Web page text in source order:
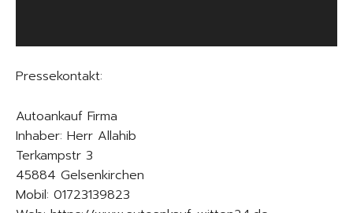
y
e
Pressekontakt:
Autoankauf Firma
Inhaber: Herr Allahib
Terkampstr 3
45884 Gelsenkirchen
Mobil: 01723139823